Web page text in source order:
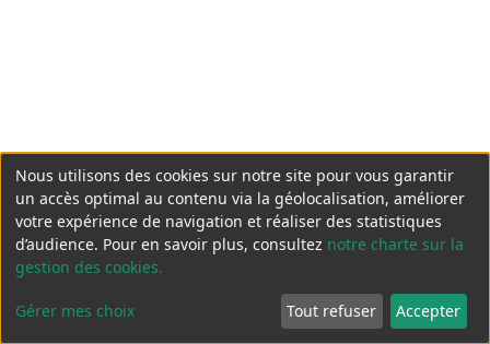
Nous utilisons des cookies sur notre site pour vous garantir
un accès optimal au contenu via la géolocalisation, améliorer
votre expérience de navigation et réaliser des statistiques
d’audience. Pour en savoir plus, consultez notre charte sur la
gestion des cookies.
Gérer mes choix Tout refuser Accepter